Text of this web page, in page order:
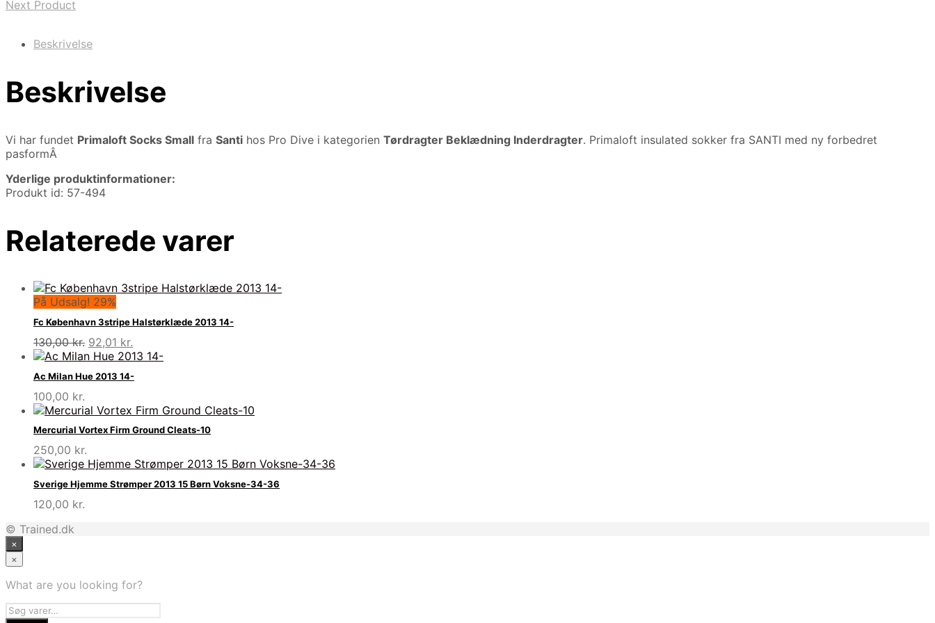
Next Product
Beskrivelse
Beskrivelse
Vi har fundet Primaloft Socks Small fra Santi hos Pro Dive i kategorien Tørdragter Beklædning Inderdragter. Primaloft insulated sokker fra SANTI med ny forbedret
pasformÂ
Yderlige produktinformationer:
Produkt id: 57-494
Relaterede varer
På Udsalg! 29%
Fc København 3stripe Halstørklæde 2013 14-
130,00kr. Den
oprindelige
pris
var:
92,01 kr.
aktuelle
er:
Ac Milan Hue 2013 14-
100,00 kr.
Mercurial Vortex Firm Ground Cleats-10
250,00 kr.
Sverige Hjemme Strømper 2013 15 Børn Voksne-34-36
120,00 kr.
© Trained.dk
×
×
What are you looking for?